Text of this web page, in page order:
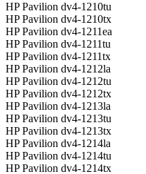
HP Pavilion dv4-1210tu
HP Pavilion dv4-1210tx
HP Pavilion dv4-1211ea
HP Pavilion dv4-1211tu
HP Pavilion dv4-1211tx
HP Pavilion dv4-1212la
HP Pavilion dv4-1212tu
HP Pavilion dv4-1212tx
HP Pavilion dv4-1213la
HP Pavilion dv4-1213tu
HP Pavilion dv4-1213tx
HP Pavilion dv4-1214la
HP Pavilion dv4-1214tu
HP Pavilion dv4-1214tx